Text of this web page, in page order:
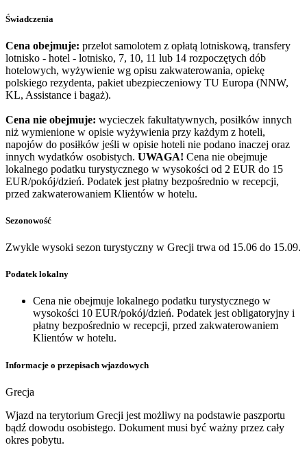
Świadczenia
Cena obejmuje: przelot samolotem z opłatą lotniskową, transfery
lotnisko - hotel - lotnisko, 7, 10, 11 lub 14 rozpoczętych dób
hotelowych, wyżywienie wg opisu zakwaterowania, opiekę
polskiego rezydenta, pakiet ubezpieczeniowy TU Europa (NNW,
KL, Assistance i bagaż).
Cena nie obejmuje: wycieczek fakultatywnych, posiłków innych
niż wymienione w opisie wyżywienia przy każdym z hoteli,
napojów do posiłków jeśli w opisie hoteli nie podano inaczej oraz
innych wydatków osobistych. UWAGA! Cena nie obejmuje
lokalnego podatku turystycznego w wysokości od 2 EUR do 15
EUR/pokój/dzień. Podatek jest płatny bezpośrednio w recepcji,
przed zakwaterowaniem Klientów w hotelu.
Sezonowość
Zwykle wysoki sezon turystyczny w Grecji trwa od 15.06 do 15.09.
Podatek lokalny
Cena nie obejmuje lokalnego podatku turystycznego w
wysokości 10 EUR/pokój/dzień. Podatek jest obligatoryjny i
płatny bezpośrednio w recepcji, przed zakwaterowaniem
Klientów w hotelu.
Informacje o przepisach wjazdowych
Grecja
Wjazd na terytorium Grecji jest możliwy na podstawie paszportu
bądź dowodu osobistego. Dokument musi być ważny przez cały
okres pobytu.